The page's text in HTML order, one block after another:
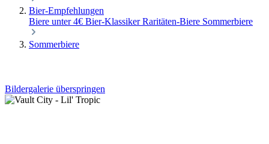
Bier-Empfehlungen
Biere unter 4€ Bier-KlassikerRaritäten-Biere Sommerbiere
Sommerbiere
Bildergalerie überspringen